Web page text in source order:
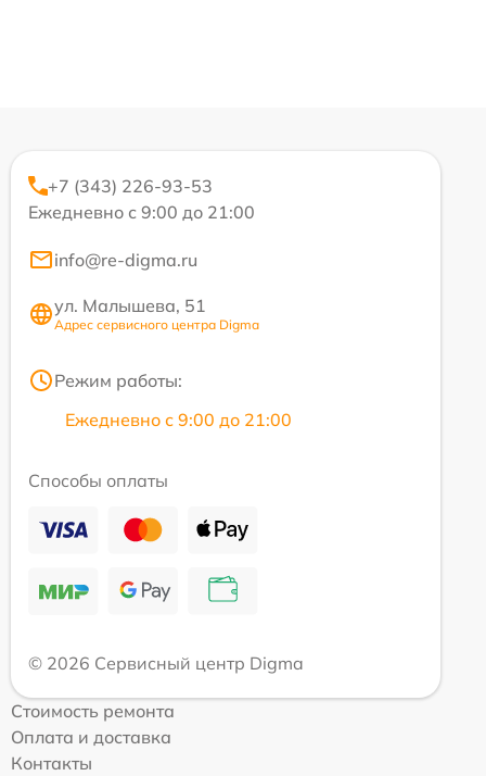
+7 (343) 226-93-53
Ежедневно с 9:00 до 21:00
info@re-digma.ru
ул. Малышева, 51
Адрес сервисного центра Digma
Режим работы:
Ежедневно с 9:00 до 21:00
Способы оплаты
© 2026 Сервисный центр Digma
Стоимость ремонта
Оплата и доставка
Контакты